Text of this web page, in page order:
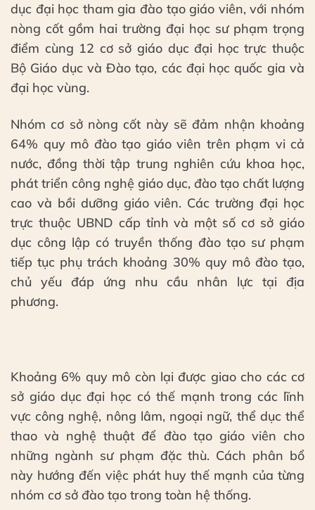
dục đại học tham gia đào tạo giáo viên, với nhóm
nòng cốt gồm hai trường đại học sư phạm trọng
điểm cùng 12 cơ sở giáo dục đại học trực thuộc
Bộ Giáo dục và Đào tạo, các đại học quốc gia và
đại học vùng.
Nhóm cơ sở nòng cốt này sẽ đảm nhận khoảng
64% quy mô đào tạo giáo viên trên phạm vi cả
nước, đồng thời tập trung nghiên cứu khoa học,
phát triển công nghệ giáo dục, đào tạo chất lượng
cao và bồi dưỡng giáo viên. Các trường đại học
trực thuộc UBND cấp tỉnh và một số cơ sở giáo
dục công lập có truyền thống đào tạo sư phạm
tiếp tục phụ trách khoảng 30% quy mô đào tạo,
chủ yếu đáp ứng nhu cầu nhân lực tại địa
phương.
Khoảng 6% quy mô còn lại được giao cho các cơ
sở giáo dục đại học có thế mạnh trong các lĩnh
vực công nghệ, nông lâm, ngoại ngữ, thể dục thể
thao và nghệ thuật để đào tạo giáo viên cho
những ngành sư phạm đặc thù. Cách phân bổ
này hướng đến việc phát huy thế mạnh của từng
nhóm cơ sở đào tạo trong toàn hệ thống.